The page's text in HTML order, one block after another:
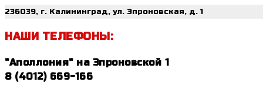
236039, г. Калининград, ул. Эпроновская, д. 1
НАШИ ТЕЛЕФОНЫ:
"Аполлония" на Эпроновской 1
8 (4012) 669-166